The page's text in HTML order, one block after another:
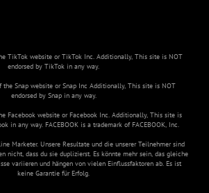
TikTok website or TikTok Inc. Additionally, This site is NOT
endorsed by TikTok in any way.
Snap website or Snap Inc Additionally, This site is NOT
endorsed by Snap in any way.
Facebook website or Facebook Inc. Additionally, This site is
in any way. FACEBOOK is a trademark of FACEBOOK, Inc.
Marketer. Unsere Resultate und die unserer Teilnehmer sind
nicht, dass du sie duplizierst. Es könnte mehr sein, das gleiche
variieren und hängen von vielen Einflussfaktoren ab. Es ist
keine Garantie für Erfolg.